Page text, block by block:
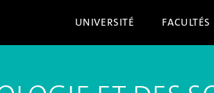
UNIVERSITÉ FACULTÉS